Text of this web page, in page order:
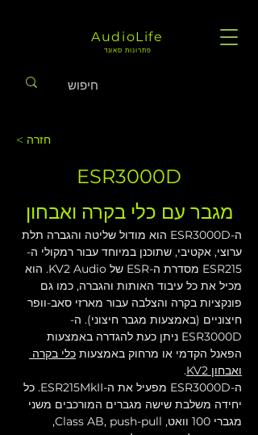
AudioLife
פתרונות סאונד
< חזרה
ESR3000D
מגבר עם כלי בקרה ואבחון
ה-ESR3000D הוא מודול שליטה והגברה תלת
ערוצי, אקטיבי, שתוכנן במיוחד עבור רמקולי ה-
ESR215 מסדרת ה-ESR של KV2 Audio. הוא
מכיל את כל עיבוד האותות והגברה, כמו גם
פונקציות בקרה והצלבה עבור מארזי סאב-וופר
חיצוניים (באמצעות מגבר חיצוני). ה-
ESR3000D ניתן כעת להגדרה באמצעות
הפאנל הקדמי או מרחוק באמצעות כלי בקרה
ואבחון KV2
.
ה-ESR3000D מפעיל את ה-ESR215MkII. כל
יחידה משלבת שישה מגברים המורכבים משני
מגברי 100 וואט, Class AB, push-pull,